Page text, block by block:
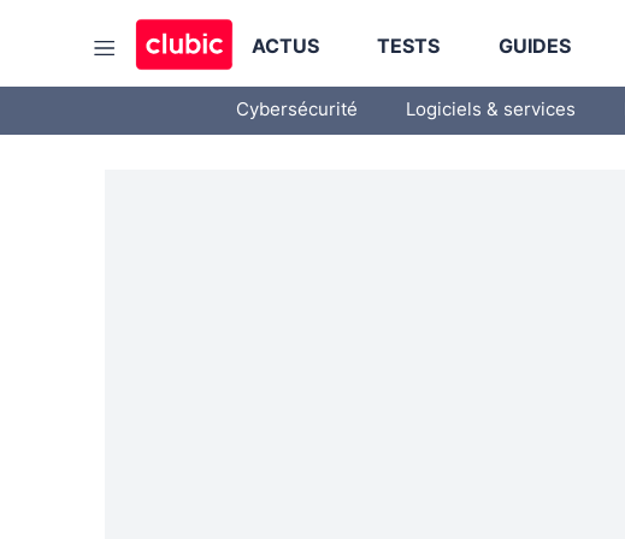
ACTUS TESTS GUIDES
Cybersécurité Logiciels & services